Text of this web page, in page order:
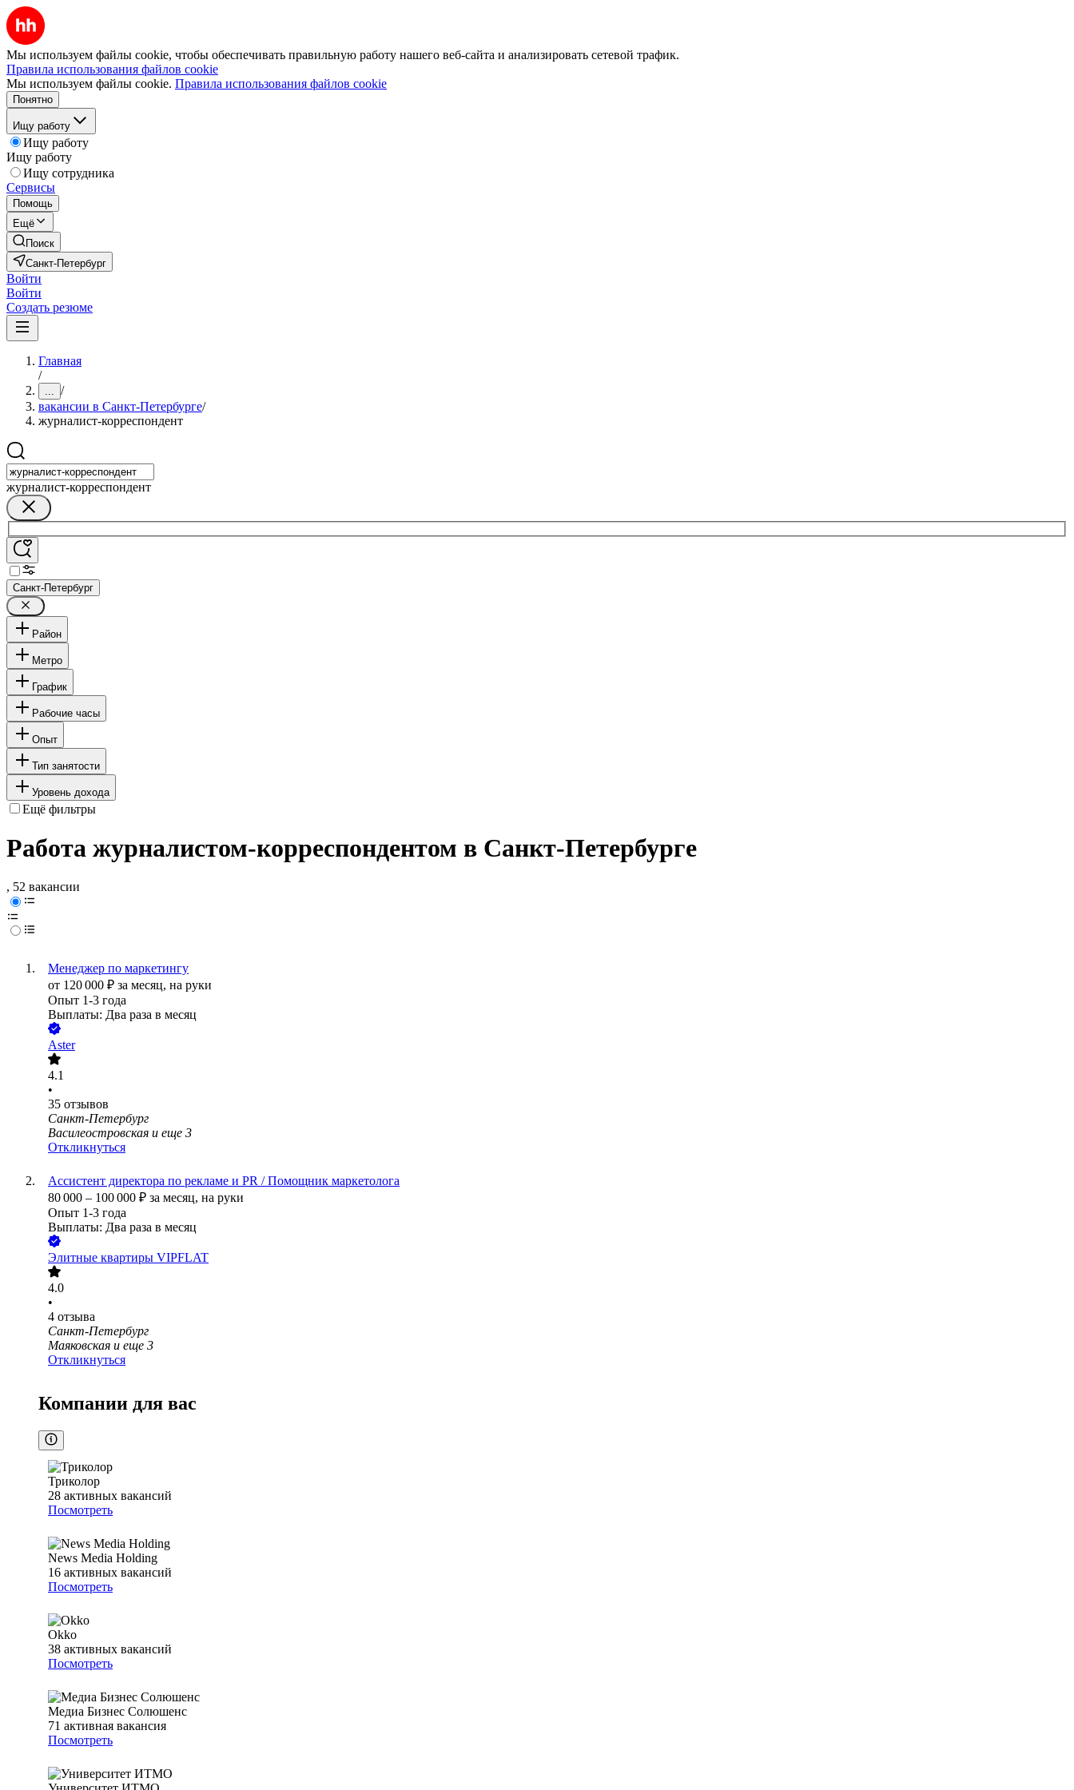
Мы используем файлы cookie, чтобы обеспечивать правильную работу нашего веб-сайта и анализировать сетевой трафик.
Правила использования файлов cookie
Мы используем файлы cookie. Правила использования файлов cookie
Понятно
Ищу работу
Ищу работу
Ищу работу
Ищу сотрудника
Сервисы
Помощь
Ещё
Поиск
Санкт-Петербург
Войти
Войти
Создать резюме
Главная
/
... /
вакансии в Санкт-Петербурге/
журналист-корреспондент
журналист-корреспондент
Санкт-Петербург
Район
Метро
График
Рабочие часы
Опыт
Тип занятости
Уровень дохода
Ещё фильтры
Работа журналистом-корреспондентом в Санкт-Петербурге
, 52 вакансии
Менеджер по маркетингу
от 120 000 ₽ за месяц, на руки
Опыт 1-3 года
Выплаты: Два раза в месяц
Aster
4.1
•
35 отзывов
Санкт-Петербург
Василеостровская и еще 3
Откликнуться
Ассистент директора по рекламе и PR / Помощник маркетолога
80 000 – 100 000 ₽ за месяц, на руки
Опыт 1-3 года
Выплаты: Два раза в месяц
Элитные квартиры VIPFLAT
4.0
•
4 отзыва
Санкт-Петербург
Маяковская и еще 3
Откликнуться
Компании для вас
Триколор
28 активных вакансий
Посмотреть
News Media Holding
16 активных вакансий
Посмотреть
Okko
38 активных вакансий
Посмотреть
Медиа Бизнес Солюшенс
71 активная вакансия
Посмотреть